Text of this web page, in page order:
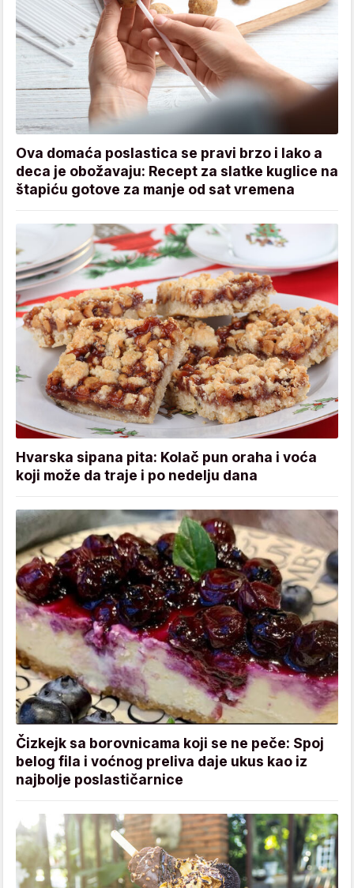
Ova domaća poslastica se pravi brzo i lako a
deca je obožavaju: Recept za slatke kuglice na
štapiću gotove za manje od sat vremena
Hvarska sipana pita: Kolač pun oraha i voća
koji može da traje i po nedelju dana
Čizkejk sa borovnicama koji se ne peče: Spoj
belog fila i voćnog preliva daje ukus kao iz
najbolje poslastičarnice